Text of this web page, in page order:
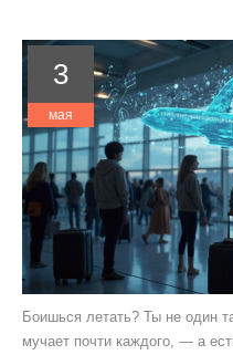
3
мая
Боишься летать? Ты не один
мучает почти каждого, — а